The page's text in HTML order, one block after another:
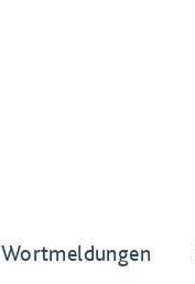
Wortmeldungen